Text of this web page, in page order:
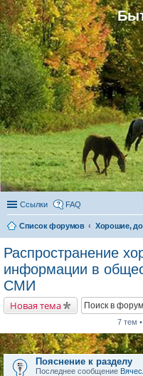
Ссылки FAQ
Список форумов
Распространение
информации в
СМИ
Новая тема
7 тем
Пояснение к разделу
Последнее сообщение